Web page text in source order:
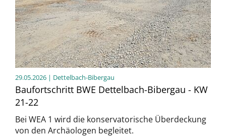
29.05.2026 | Dettelbach-Bibergau
Baufortschritt BWE Dettelbach-Bibergau - KW
21-22
Bei WEA 1 wird die konservatorische Überdeckung
von den Archäologen begleitet.